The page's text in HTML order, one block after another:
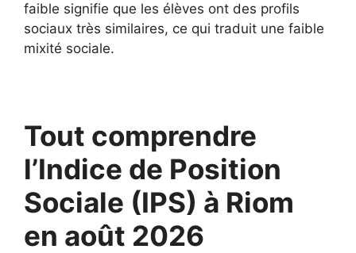
faible signifie que les élèves ont des profils
sociaux très similaires, ce qui traduit une faible
mixité sociale.
Tout comprendre
l’Indice de Position
Sociale (IPS) à Riom
en août 2026